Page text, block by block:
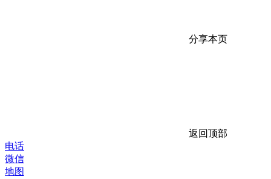
分享本页
返回顶部
电话
微信
地图